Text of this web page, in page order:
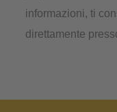
informazioni, ti
direttamente